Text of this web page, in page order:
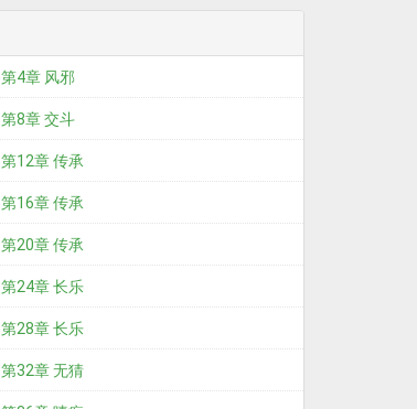
第4章 风邪
第8章 交斗
第12章 传承
第16章 传承
第20章 传承
第24章 长乐
第28章 长乐
第32章 无猜